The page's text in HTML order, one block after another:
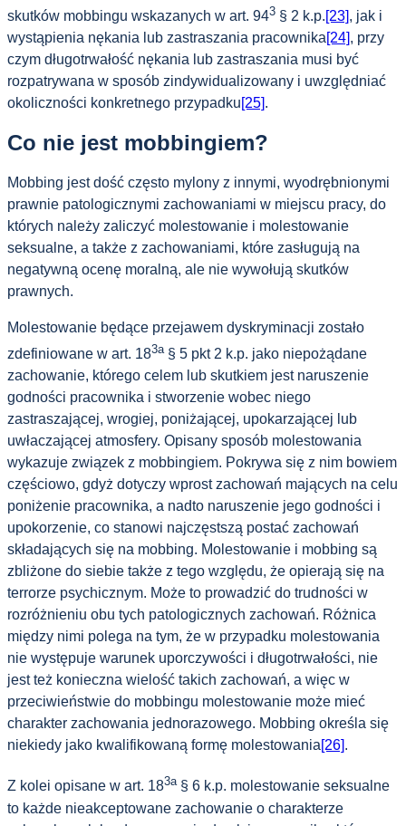
skutków mobbingu wskazanych w art. 943 § 2 k.p.[23], jak i
wystąpienia nękania lub zastraszania pracownika[24], przy
czym długotrwałość nękania lub zastraszania musi być
rozpatrywana w sposób zindywidualizowany i uwzględniać
okoliczności konkretnego przypadku[25].
Co nie jest mobbingiem?
Mobbing jest dość często mylony z innymi, wyodrębnionymi
prawnie patologicznymi zachowaniami w miejscu pracy, do
których należy zaliczyć molestowanie i molestowanie
seksualne, a także z zachowaniami, które zasługują na
negatywną ocenę moralną, ale nie wywołują skutków
prawnych.
Molestowanie będące przejawem dyskryminacji zostało
zdefiniowane w art. 183a§ 5 pkt 2 k.p. jako niepożądane
zachowanie, którego celem lub skutkiem jest naruszenie
godności pracownika i stworzenie wobec niego
zastraszającej, wrogiej, poniżającej, upokarzającej lub
uwłaczającej atmosfery. Opisany sposób molestowania
wykazuje związek z mobbingiem. Pokrywa się z nim bowiem
częściowo, gdyż dotyczy wprost zachowań mających na celu
poniżenie pracownika, a nadto naruszenie jego godności i
upokorzenie, co stanowi najczęstszą postać zachowań
składających się na mobbing. Molestowanie i mobbing są
zbliżone do siebie także z tego względu, że opierają się na
terrorze psychicznym. Może to prowadzić do trudności w
rozróżnieniu obu tych patologicznych zachowań. Różnica
między nimi polega na tym, że w przypadku molestowania
nie występuje warunek uporczywości i długotrwałości, nie
jest też konieczna wielość takich zachowań, a więc w
przeciwieństwie do mobbingu molestowanie może mieć
charakter zachowania jednorazowego. Mobbing określa się
niekiedy jako kwalifikowaną formę molestowania[26].
Z kolei opisane w art. 183a§ 6 k.p. molestowanie seksualne
to każde nieakceptowane zachowanie o charakterze